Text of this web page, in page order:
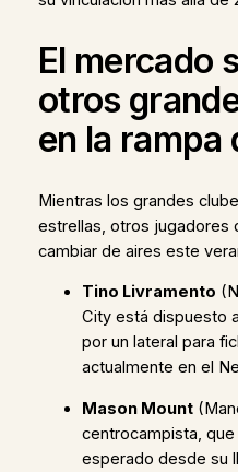
El mercado
otros
en la rampa
Mientras los grandes
estrellas, otros jugadores
cambiar de aires este
Tino Livramento
City está dispuesto
por un lateral para
actualmente en el
Mason Mount
centrocampista,
esperado desde su